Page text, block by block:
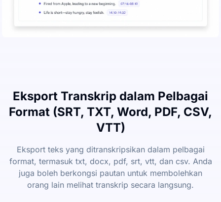
Eksport Transkrip dalam Pelbagai
Format (SRT, TXT, Word, PDF, CSV,
VTT)
Eksport teks yang ditranskripsikan dalam pelbagai
format, termasuk txt, docx, pdf, srt, vtt, dan csv. Anda
juga boleh berkongsi pautan untuk membolehkan
orang lain melihat transkrip secara langsung.